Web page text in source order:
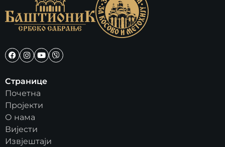
Странице
Почетна
Пројекти
О нама
Вијести
Извјештаји